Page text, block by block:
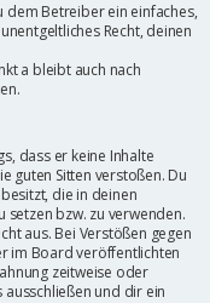
dem Betreiber ein einfaches,
Recht, deinen
a bleibt auch nach
dass er keine Inhalte
guten Sitten verstoßen. Du
die in deinen
setzen bzw. zu verwenden.
aus. Bei Verstößen gegen
im Board veröffentlichten
zeitweise oder
und dir ein